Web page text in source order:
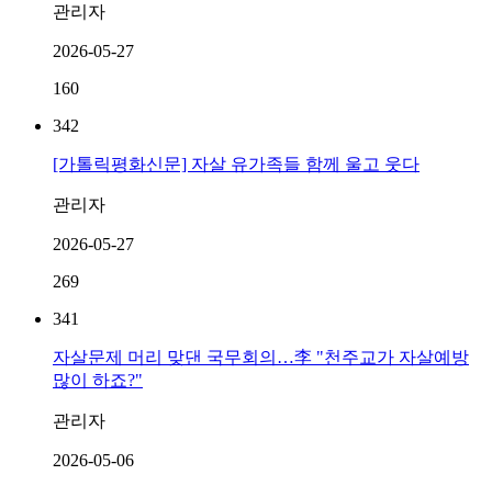
관리자
2026-05-27
160
342
[가톨릭평화신문] 자살 유가족들 함께 울고 웃다
관리자
2026-05-27
269
341
자살문제 머리 맞댄 국무회의…李 "천주교가 자살예방
많이 하죠?"
관리자
2026-05-06